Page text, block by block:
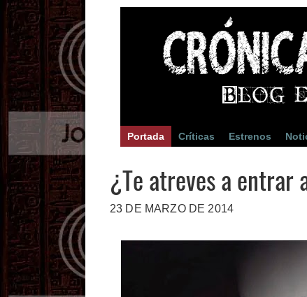
Portada Críticas Estrenos
¿Te atreves a entrar
23 DE MARZO DE 2014